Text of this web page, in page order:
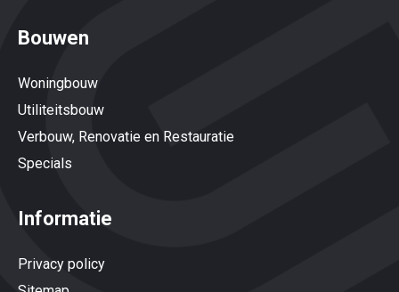
Bouwen
Woningbouw
Utiliteitsbouw
Verbouw, Renovatie en Restauratie
Specials
Informatie
Privacy policy